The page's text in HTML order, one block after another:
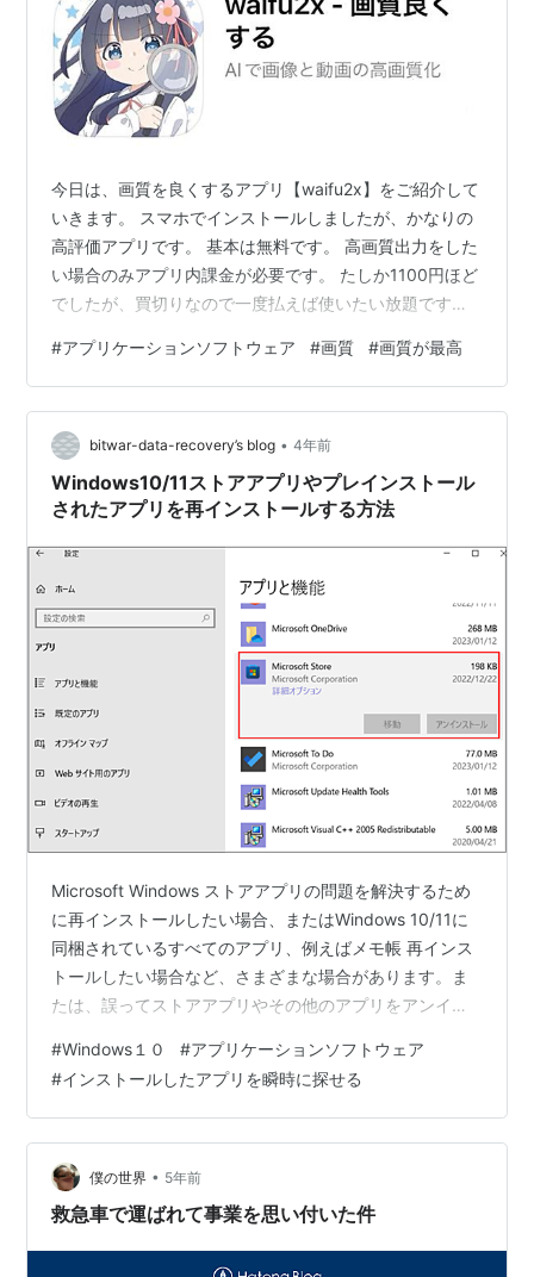
今日は、画質を良くするアプリ【waifu2x】をご紹介して
いきます。 スマホでインストールしましたが、かなりの
高評価アプリです。 基本は無料です。 高画質出力をした
い場合のみアプリ内課金が必要です。 たしか1100円ほど
でしたが、買切りなので一度払えば使いたい放題です👍
でかなりの高画質に！！ 筆者も最初は「ほんまか
ぁ〜？」と思っていました。 実際インストールして変換
してみてびっくりです。 高評価の理由が分かりました(*
´ω`*) 無料使用ですと、びっくりするほどの高画質には
なりませんのでご注意を。 使い道としては、このアプリ
で画質を良くして…
#アプリケーションソフトウェア #画質 #画質が最高
bitwar-data-recovery’s blog • 4年前
Windows10/11ストアアプリやプレインストール
されたアプリを再インストールする方法
Microsoft Windows ストアアプリの問題を解決するため
に再インストールしたい場合、またはWindows 10/11に
同梱されているすべてのアプリ、例えばメモ帳 再インス
トールしたい場合など、さまざまな場合があります。ま
たは、誤ってストアアプリやその他のアプリをアンイン
法がわからないという場合もあるでしょう。 サードパー
ティ製アプリとは異なり、内蔵アプリは設定アプリから
削除できないことにお気づきかもしれません。Windows
10/aaからデフォルトアプリを削除するには、Windows
Power Shellを使用するか、アプリをア…
#Windows１０ #アプリケーションソフトウェア
#インストールしたアプリを瞬時に探せる
僕の世界 • 5年前
救急車で運ばれて事業を思い付いた件